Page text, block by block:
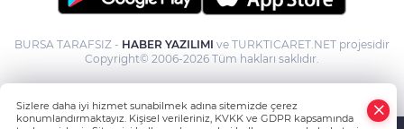
BURSA TARAFSIZ - HABER YAZILIMI ve TURKTICARET.NET projesidir
Copyright© 2006-2026 Tüm hakları saklıdır.
Sizlere daha iyi hizmet sunabilmek adına sitemizde çerez
konumlandırmaktayız. Kişisel verileriniz, KVKK ve GDPR kapsamında